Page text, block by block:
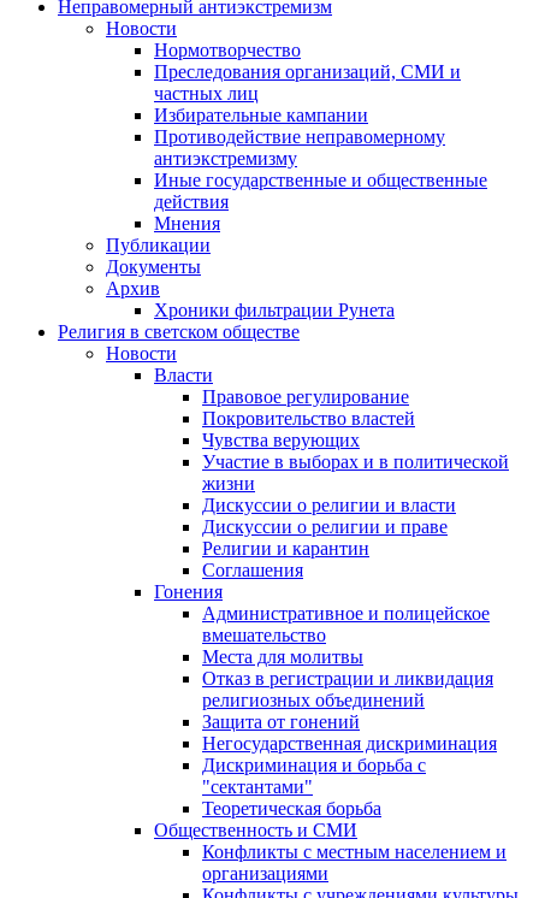
Неправомерный антиэкстремизм
Новости
Нормотворчество
Преследования организаций, СМИ и
частных лиц
Избирательные кампании
Противодействие неправомерному
антиэкстремизму
Иные государственные и общественные
действия
Мнения
Публикации
Документы
Архив
Хроники фильтрации Рунета
Религия в светском обществе
Новости
Власти
Правовое регулирование
Покровительство властей
Чувства верующих
Участие в выборах и в политической
жизни
Дискуссии о религии и власти
Дискуссии о религии и праве
Религии и карантин
Соглашения
Гонения
Административное и полицейское
вмешательство
Места для молитвы
Отказ в регистрации и ликвидация
религиозных объединений
Защита от гонений
Негосударственная дискриминация
Дискриминация и борьба с
"сектантами"
Теоретическая борьба
Общественность и СМИ
Конфликты с местным населением и
организациями